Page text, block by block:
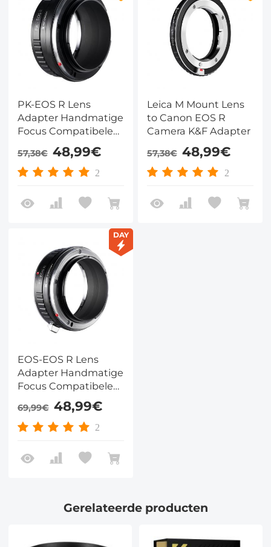
PK-EOS R Lens
Adapter Handmatige
Focus Compatibele
Pentax K Lenzen voor
Canon EOS R
Camera Lichaam
57,38€ 48,99€
2
Leica M Mount Lens
to Canon EOS R
Camera K&F Adapter
57,38€ 48,99€
2
DAY
EOS-EOS R Lens
Adapter Handmatige
Focus Compatibele
Canon EF Lenzen
voor Canon EOS R
Camera Lichaam
69,99€ 48,99€
2
Gerelateerde producten